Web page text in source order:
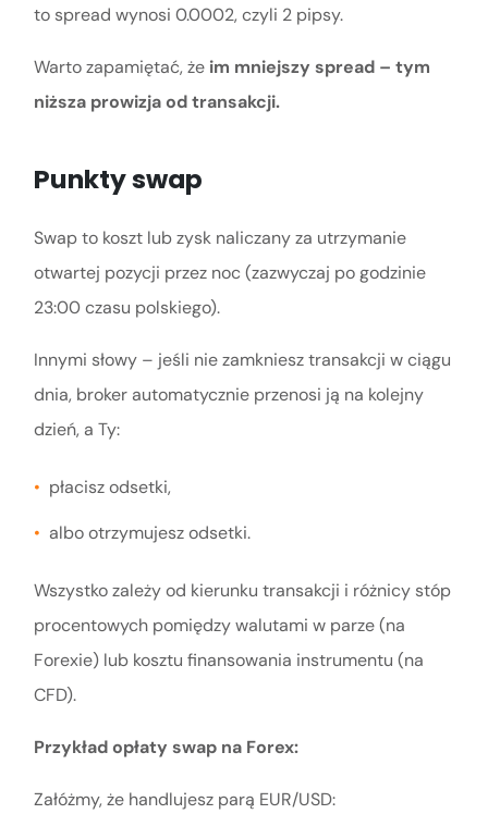
to spread wynosi 0.0002, czyli 2 pipsy.
Warto zapamiętać, że im mniejszy spread – tym
niższa prowizja od transakcji.
Punkty swap
Swap to koszt lub zysk naliczany za utrzymanie
otwartej pozycji przez noc (zazwyczaj po godzinie
23:00 czasu polskiego).
Innymi słowy – jeśli nie zamkniesz transakcji w ciągu
dnia, broker automatycznie przenosi ją na kolejny
dzień, a Ty:
płacisz odsetki,
albo otrzymujesz odsetki.
Wszystko zależy od kierunku transakcji i różnicy stóp
procentowych pomiędzy walutami w parze (na
Forexie) lub kosztu finansowania instrumentu (na
CFD).
Przykład opłaty swap na Forex:
Załóżmy, że handlujesz parą EUR/USD: